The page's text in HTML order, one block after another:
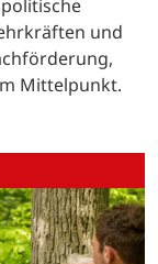
und
Mittelpunkt.